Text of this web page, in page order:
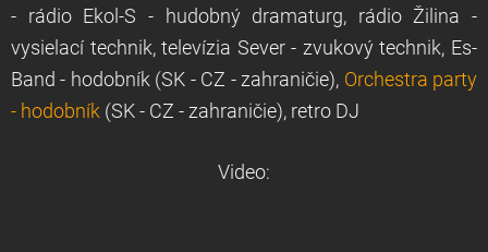
- rádio Ekol-S - hudobný dramaturg, rádio Žilina -
vysielací technik, televízia Sever - zvukový technik, Es-
Band - hodobník (SK - CZ - zahraničie), Orchestra party
- hodobník (SK - CZ - zahraničie), retro DJ
Video: